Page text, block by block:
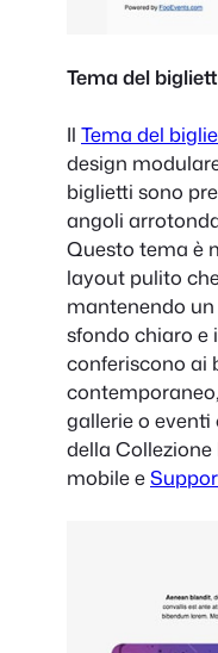
Tema del
Il Tema del
design
biglietti sono
angoli
Questo tema è
layout pulito
mantenendo
sfondo chiaro e
conferiscono ai
gallerie o
della
mobile e